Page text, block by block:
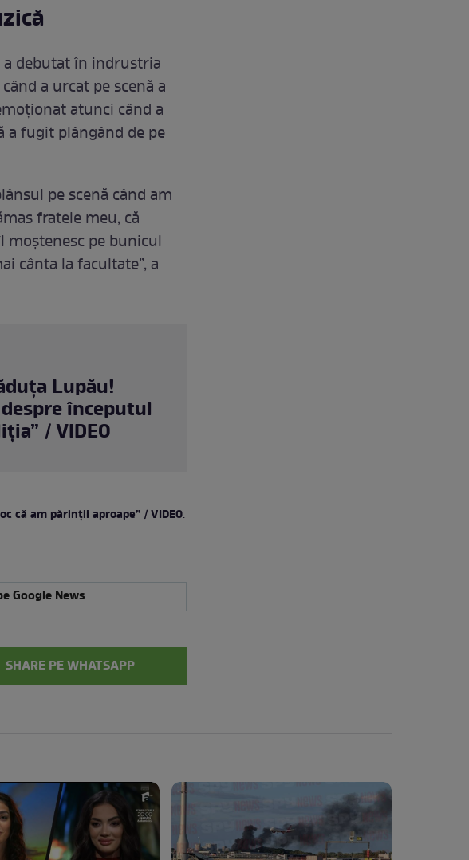
debutat în indrustria
a urcat pe scenă a
atunci când a
a fugit plângând de pe
pe scenă când am
fratele meu, că
moștenesc pe bunicul
cânta la facultate”, a
Lupău!
începutul
/ VIDEO
că am părinții aproape” / VIDEO:
Google News
SHARE PE WHATSAPP